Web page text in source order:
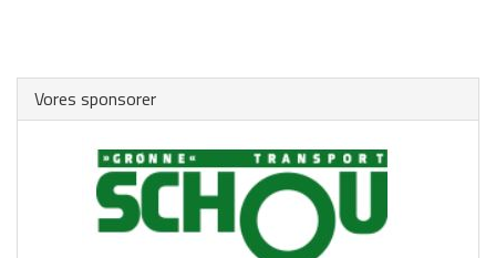
HOVEDMENU
Hovedafdeling
Badminton
Vores sponsorer